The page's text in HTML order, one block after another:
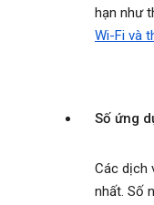
hạn như
Wi-Fi và
Số ứng
Các dịch
nhất. Số